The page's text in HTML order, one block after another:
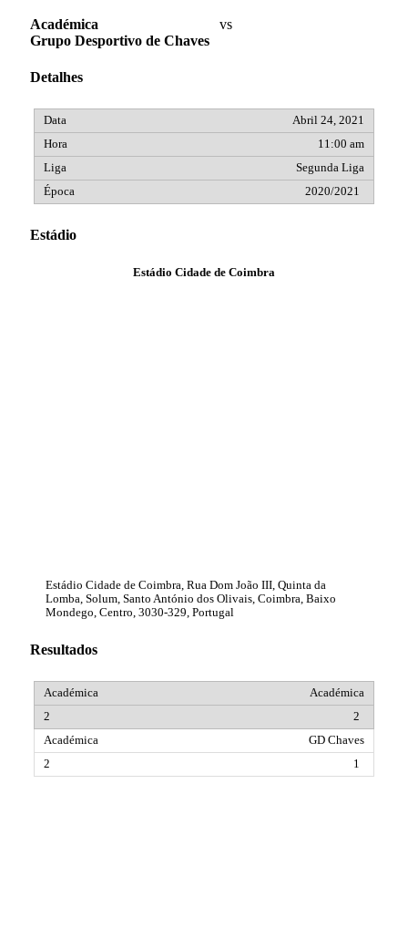
Académica
vs
Grupo Desportivo de Chaves
Detalhes
Abril 24, 2021
11:00 am
Segunda Liga
2020/2021
Estádio
Estádio Cidade de Coimbra
Estádio Cidade de Coimbra, Rua Dom João III, Quinta da
Lomba, Solum, Santo António dos Olivais, Coimbra, Baixo
Mondego, Centro, 3030-329, Portugal
Resultados
Académica
2
GD Chaves
1